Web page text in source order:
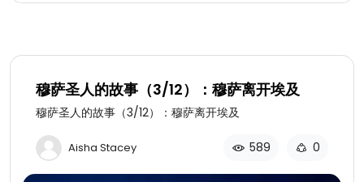
穆萨圣人的故事（3/12）：穆萨离开埃及
穆萨圣人的故事（3/12）：穆萨离开埃及
Aisha Stacey 589 0